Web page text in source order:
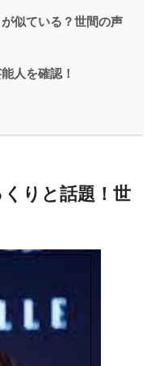
似ている？世間の声
人を確認！
りと話題！世